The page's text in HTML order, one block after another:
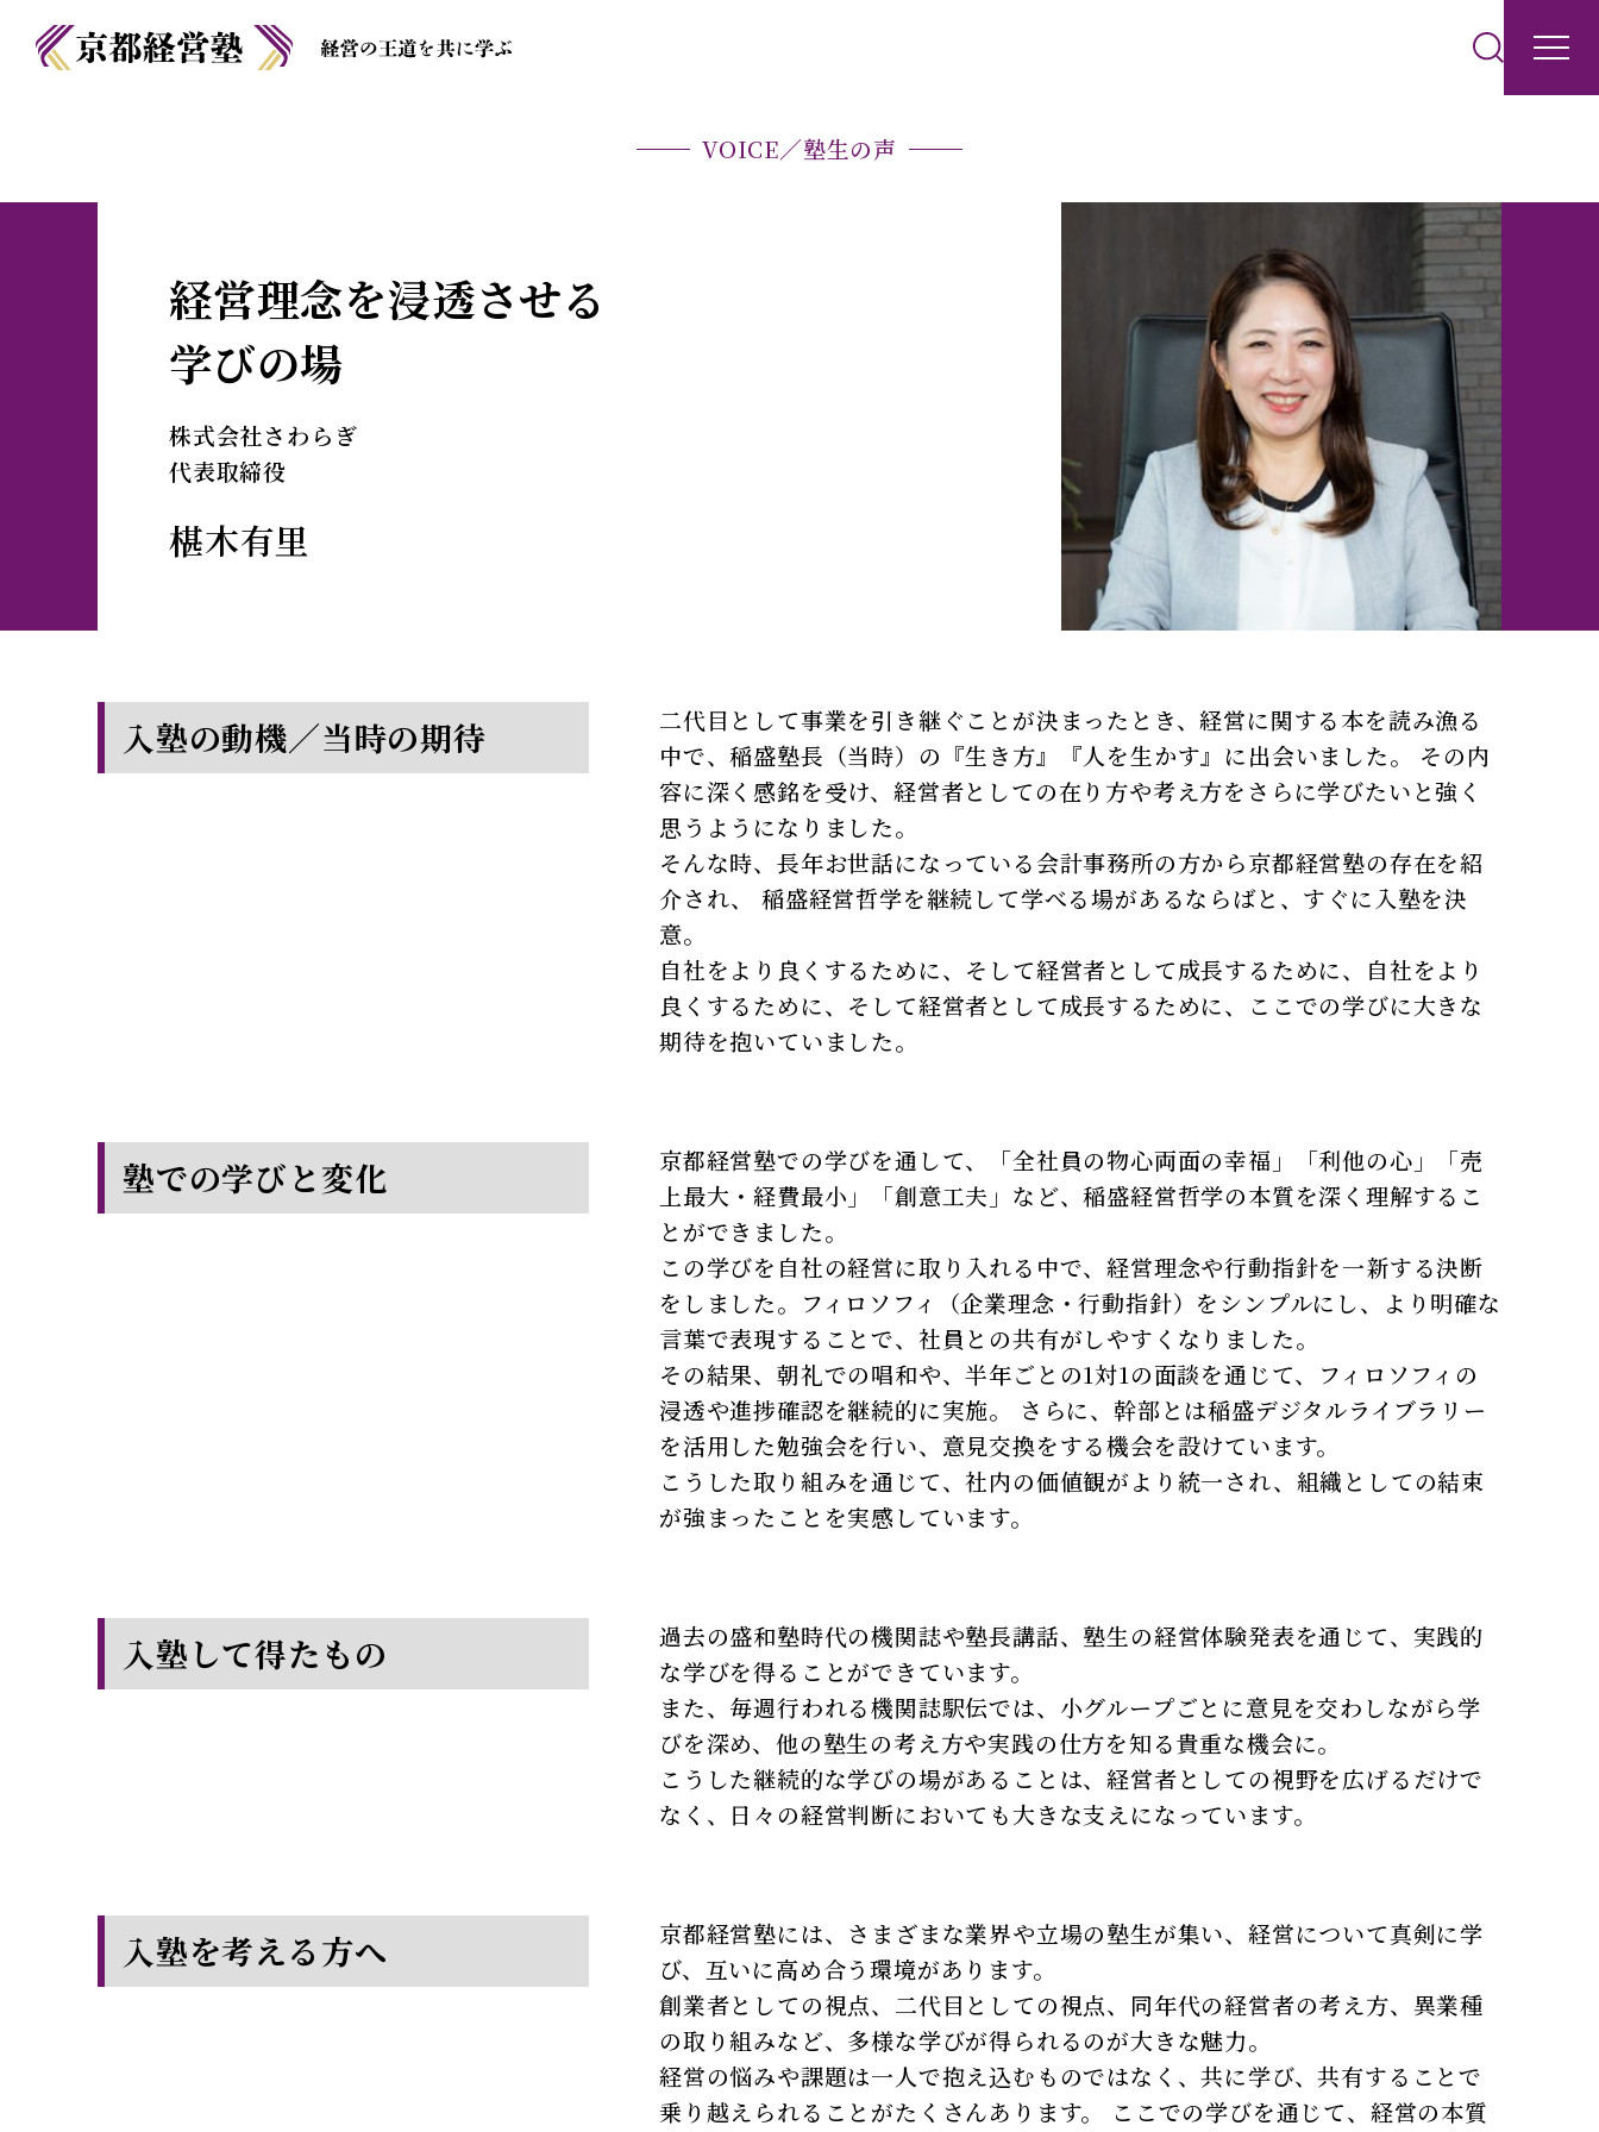
VOICE／塾生の声
経営理念を浸透させる
学びの場
株式会社さわらぎ
代表取締役
椹木有里
入塾の動機／当時の期待
二代目として事業を引き継ぐことが決まったとき、経営に関する本を読み漁る
中で、稲盛塾長（当時）の『生き方』『人を生かす』に出会いました。 その内
容に深く感銘を受け、経営者としての在り方や考え方をさらに学びたいと強く
思うようになりました。
そんな時、長年お世話になっている会計事務所の方から京都経営塾の存在を紹
介され、 稲盛経営哲学を継続して学べる場があるならばと、すぐに入塾を決
意。
自社をより良くするために、そして経営者として成長するために、自社をより
良くするために、そして経営者として成長するために、ここでの学びに大きな
期待を抱いていました。
塾での学びと変化
京都経営塾での学びを通して、「全社員の物心両面の幸福」「利他の心」「売
上最大・経費最小」「創意工夫」など、稲盛経営哲学の本質を深く理解するこ
とができました。
この学びを自社の経営に取り入れる中で、経営理念や行動指針を一新する決断
をしました。フィロソフィ（企業理念・行動指針）をシンプルにし、より明確な
言葉で表現することで、社員との共有がしやすくなりました。
その結果、朝礼での唱和や、半年ごとの1対1の面談を通じて、フィロソフィの
浸透や進捗確認を継続的に実施。 さらに、幹部とは稲盛デジタルライブラリー
を活用した勉強会を行い、意見交換をする機会を設けています。
こうした取り組みを通じて、社内の価値観がより統一され、組織としての結束
が強まったことを実感しています。
入塾して得たもの
過去の盛和塾時代の機関誌や塾長講話、塾生の経営体験発表を通じて、実践的
な学びを得ることができています。
また、毎週行われる機関誌駅伝では、小グループごとに意見を交わしながら学
びを深め、他の塾生の考え方や実践の仕方を知る貴重な機会に。
こうした継続的な学びの場があることは、経営者としての視野を広げるだけで
なく、日々の経営判断においても大きな支えになっています。
入塾を考える方へ
京都経営塾には、さまざまな業界や立場の塾生が集い、経営について真剣に学
び、互いに高め合う環境があります。
創業者としての視点、二代目としての視点、同年代の経営者の考え方、異業種
の取り組みなど、多様な学びが得られるのが大きな魅力。
経営の悩みや課題は一人で抱え込むものではなく、共に学び、共有することで
乗り越えられることがたくさんあります。 ここでの学びを通じて、経営の本質